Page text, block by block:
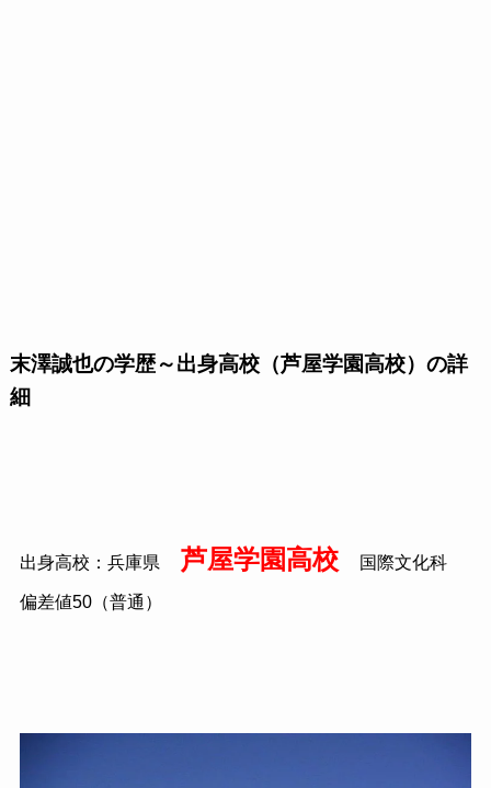
末澤誠也の学歴～出身高校（芦屋学園高校）の詳
細
出身高校：兵庫県 芦屋学園高校 国際文化科
偏差値50（普通）